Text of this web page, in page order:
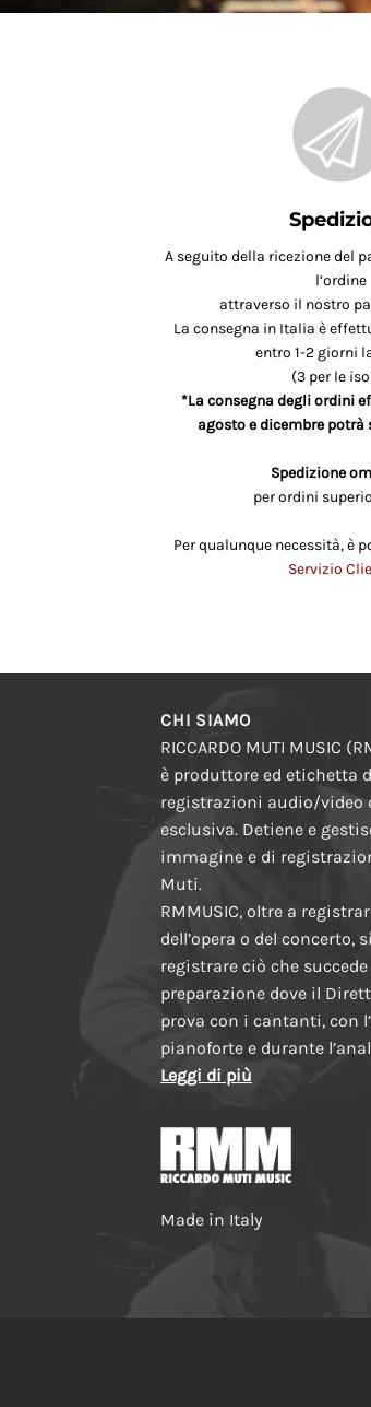
A seguito della ricezione del
l’ordine
attraverso il nostro
La consegna in Italia è
entro 1-2 giorni
(3 per le
*La consegna degli ordini
agosto e dicembre potrà
Spedizione
per ordini
Per qualunque necessità, è
Servizio
CHI SIAMO
RICCARDO MUTI MUSIC
è produttore ed etichetta
registrazioni audio/video
esclusiva. Detiene e
immagine e di
Muti.
RMMUSIC, oltre a
dell’opera o del concerto,
registrare ciò che
preparazione dove il
prova con i cantanti, con
pianoforte e durante
Leggi di più
Made in Italy